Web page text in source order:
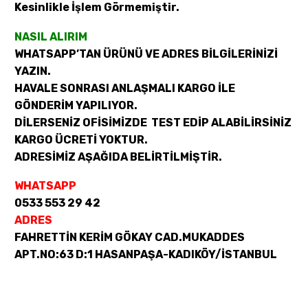
Kesinlikle İşlem Görmemiştir.
NASIL ALIRIM
WHATSAPP’TAN ÜRÜNÜ VE ADRES BİLGİLERİNİZİ
YAZIN.
HAVALE SONRASI ANLAŞMALI KARGO İLE
GÖNDERİM YAPILIYOR.
DİLERSENİZ OFİSİMİZDE TEST EDİP ALABİLİRSİNİZ
KARGO ÜCRETİ YOKTUR.
ADRESİMİZ AŞAĞIDA BELİRTİLMİŞTİR.
WHATSAPP
0533 553 29 42
ADRES
FAHRETTİN KERİM GÖKAY CAD.MUKADDES
APT.NO:63 D:1 HASANPAŞA-KADIKÖY/İSTANBUL